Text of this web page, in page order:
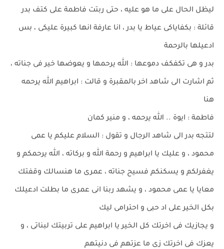
ليظل الحال على ما هو عليه ، حتى ربتت فاطمة على كتف بدر
قائلة : بكفاياكى عياط يا بدر ، انا عارفة انها كبيرة عليكى ، بس
ادعيلها بالرحمة
بدر و هى تكفكف دموعها : الله يرحمها و يعوضها خير فى جناته ،
ثم اشارت الى شاهد اخر بالمقبرة و قالت : ابراهيم الله يرحمه
هنا
فاطمة : ايوة .. الله يرحمه ، و منير كمان
لتتجه بدر الى شاهد الرجال و تقول : السلام عليكم يا عمى
محمود ، و عليك يا ابراهيم و رحمة الله و بركاته ، الله يرحمكم و
يغفرلكم و يسكنكم فسيح جناته ، عمرى ما هنسالك وقفتك
معايا يا عمى محمود ، و يشهد ربنا انى عمرى ما بطلت ادعيلك
بكل الخير على اد حبى و احترامى ليك
و يجازيك فى اخرتك كل الخير يا ابراهيم على تربيتك لبناتى ، و
يعزك فى اخرتك زى ما عزتهم فى دنيتهم